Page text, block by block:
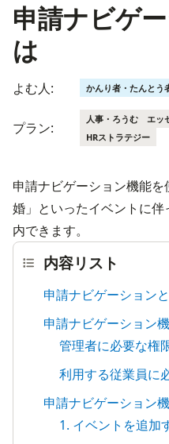
申請ナビゲ
は
よむ人: かんり者・たんとう
プラン:
人事・ろうむ エッ
HRストラテジー
申請ナビゲーション機能
婚」といったイベントに
内できます。
内容リスト
申請ナビゲーション
申請ナビゲーション
管理者に必要な権
利用する従業員に
申請ナビゲーション
1. イベントを追加